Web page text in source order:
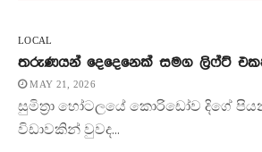
LOCAL
තරුණයන් දෙදෙනෙක් සමග ලිෆ්ට්
MAY 21, 2026
සුමිත්‍රා හෝටලයේ කොරිඩෝව දිගේ
විඩාවකින් වුවද...